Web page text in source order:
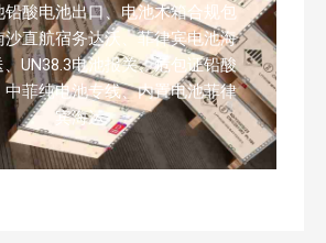
铅酸电池出口、电池木箱合规包
沙直航宿务达沃、菲律宾电池海
UN38.3电池报关、危包证铅酸
中菲纯电池专线、内置电池菲律
宾海运